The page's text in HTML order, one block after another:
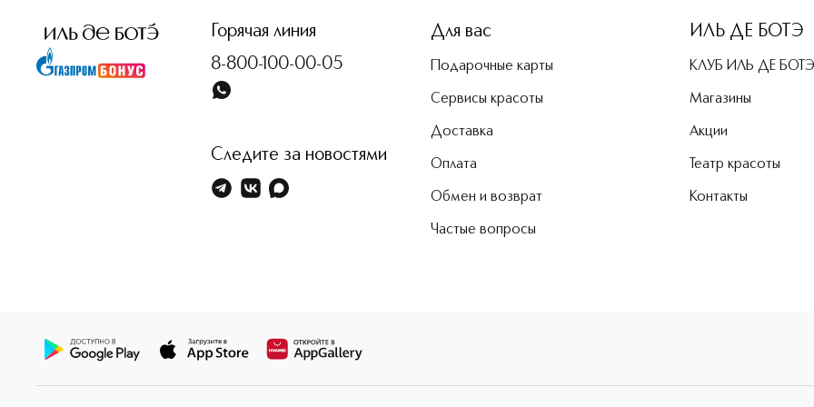
Горячая линия
8-800-100-00-05
Следите за новостями
Для вас
Подарочные карты
Сервисы красоты
Доставка
Оплата
Обмен и возврат
Частые вопросы
ИЛЬ ДЕ БОТЭ
КЛУБ ИЛЬ ДЕ БОТЭ
Магазины
Акции
Театр красоты
Контакты